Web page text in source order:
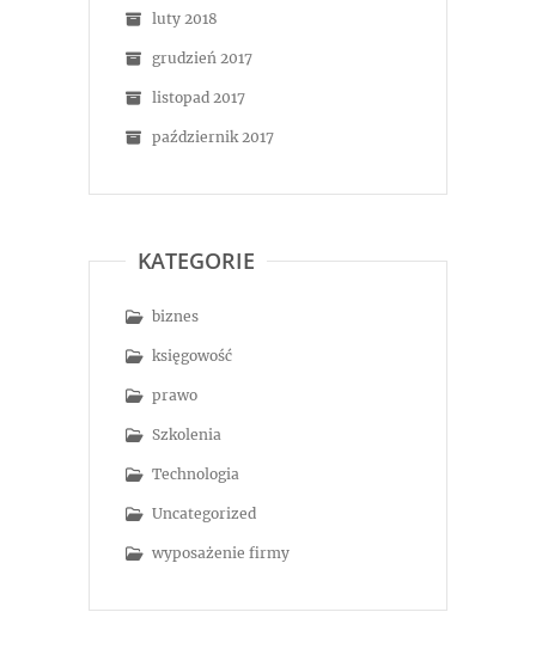
luty 2018
grudzień 2017
listopad 2017
październik 2017
KATEGORIE
biznes
księgowość
prawo
Szkolenia
Technologia
Uncategorized
wyposażenie firmy